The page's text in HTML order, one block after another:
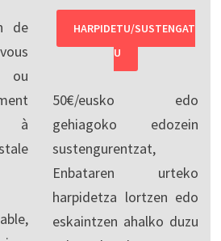
de
ou
à
HARPIDETU/SUSTENGAT
U
50€/eusko edo
gehiagoko edozein
sustengurentzat,
Enbataren urteko
harpidetza lortzen edo
eskaintzen ahalko duzu